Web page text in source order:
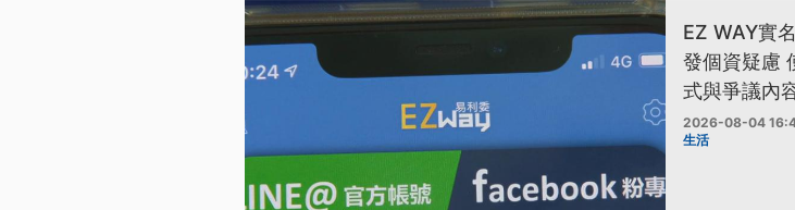
EZ WAY實
發個資疑慮
式與爭議內
2026-08-04
生活